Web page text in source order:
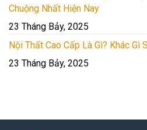
Chuộng Nhất Hiện Nay
23 Tháng Bảy, 2025
Nội Thất Cao Cấp Là Gì? Khác Gì
23 Tháng Bảy, 2025